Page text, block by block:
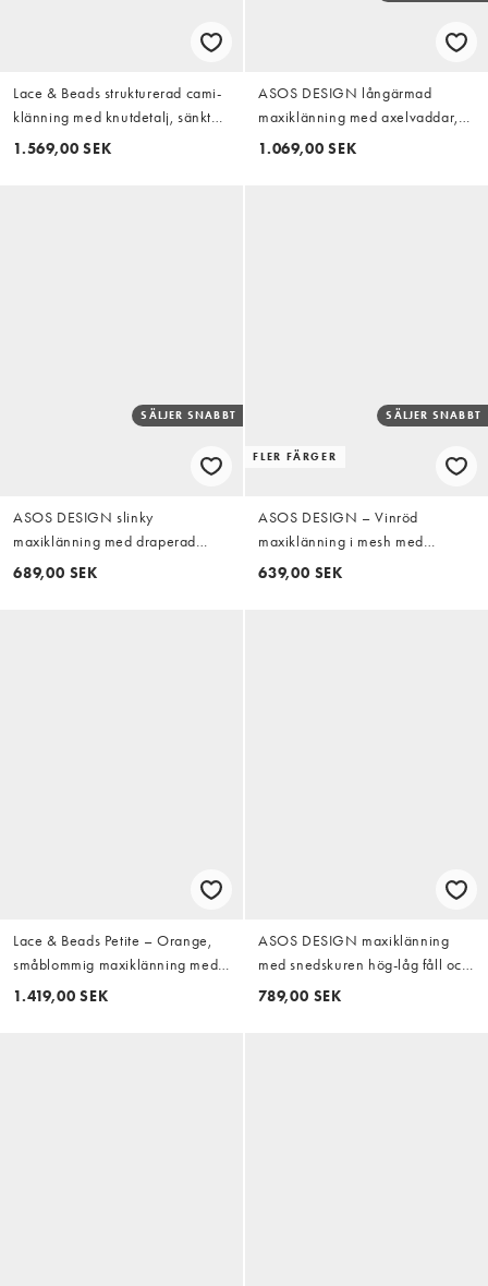
Lace & Beads strukturerad cami-
klänning med knutdetalj, sänkt
midja och fiskstjärt i maxi-längd i
1.569,00 SEK
ASOS DESIGN långärmad
maxiklänning med axelvaddar,
draperad midjedetalj i rött
1.069,00 SEK
SÄLJER SNABBT
ASOS DESIGN slinky
maxiklänning med draperad
ringning och blommig detalj vid
689,00 SEK
FLER FÄRGER
SÄLJER SNABBT
ASOS DESIGN – Vinröd
maxiklänning i mesh med
halterneck, tvinnad byst och
639,00 SEK
Lace & Beads Petite – Orange,
småblommig maxiklänning med
smala axelband, rysch och
1.419,00 SEK
ASOS DESIGN maxiklänning
med snedskuren hög-låg fåll och
bara axlar i berry
789,00 SEK